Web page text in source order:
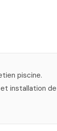
piscine.
installation de